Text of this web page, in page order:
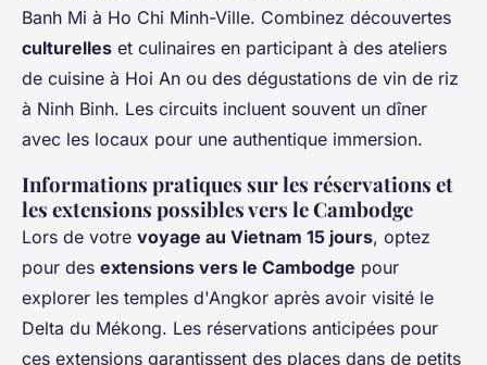
Banh Mi à Ho Chi Minh-Ville. Combinez découvertes
culturelles et culinaires en participant à des ateliers
de cuisine à Hoi An ou des dégustations de vin de riz
à Ninh Binh. Les circuits incluent souvent un dîner
avec les locaux pour une authentique immersion.
Informations pratiques sur les réservations et
les extensions possibles vers le Cambodge
Lors de votre voyage au Vietnam 15 jours, optez
pour des extensions vers le Cambodge pour
explorer les temples d'Angkor après avoir visité le
Delta du Mékong. Les réservations anticipées pour
ces extensions garantissent des places dans de petits